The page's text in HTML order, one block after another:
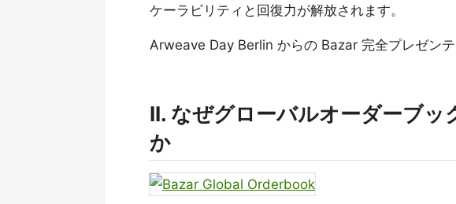
ケーラビリティと回復力が解放されます。
Arweave Day Berlin からの Bazar 完全プレゼン
II. なぜグローバルオーダーブ
か